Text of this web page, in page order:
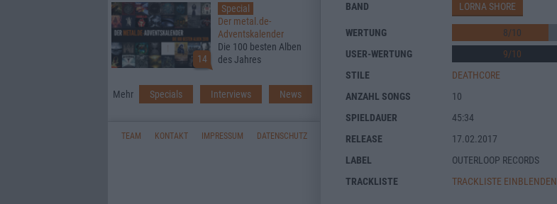
BAND LORNA SHORE
WERTUNG 8/10
USER-WERTUNG
9/10
STILE
DEATHCORE
ANZAHL SONGS
10
SPIELDAUER
45:34
RELEASE
17.02.2017
LABEL
OUTERLOOP RECORDS
TRACKLISTE
TRACKLISTE EINBLENDEN
14
Special
Der metal.de-
Adventskalender
Die 100 besten Alben
des Jahres
Mehr Specials Interviews News
TEAM KONTAKT IMPRESSUM DATENSCHUTZ